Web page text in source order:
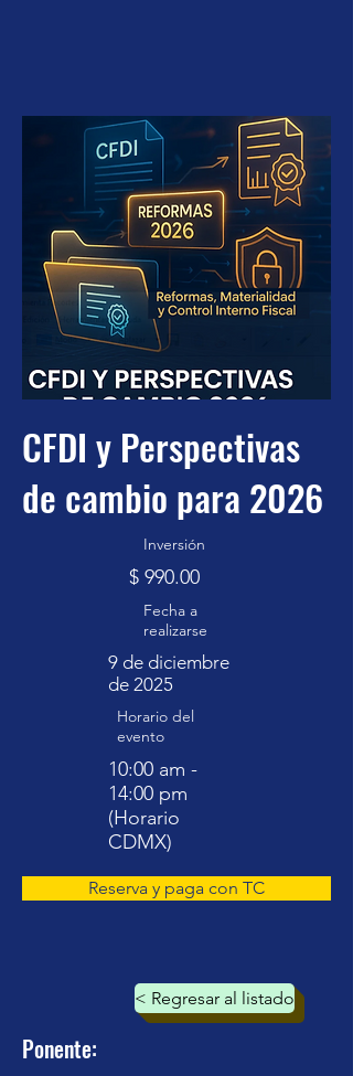
CFDI y Perspectivas
de cambio para 2026
Inversión
$ 990.00
Fecha a
realizarse
9 de diciembre
de 2025
Horario del
evento
10:00 am -
14:00 pm
(Horario
CDMX)
Reserva y paga con TC
< Regresar al listado
Ponente: